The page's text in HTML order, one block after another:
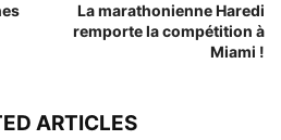
La marathonienne Haredi
remporte la compétition à
Miami !
ARTICLES